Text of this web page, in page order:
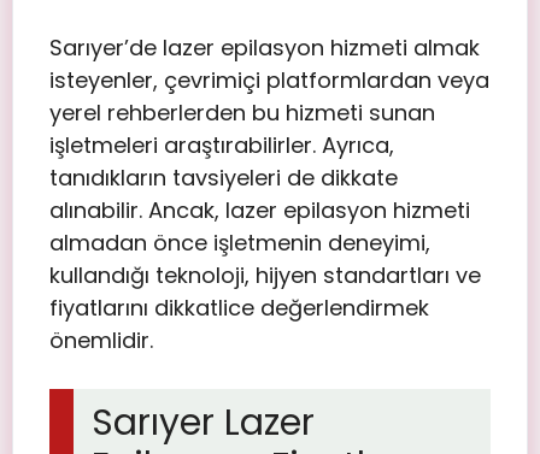
Sarıyer’de lazer epilasyon hizmeti almak
isteyenler, çevrimiçi platformlardan veya
yerel rehberlerden bu hizmeti sunan
işletmeleri araştırabilirler. Ayrıca,
tanıdıkların tavsiyeleri de dikkate
alınabilir. Ancak, lazer epilasyon hizmeti
almadan önce işletmenin deneyimi,
kullandığı teknoloji, hijyen standartları ve
fiyatlarını dikkatlice değerlendirmek
önemlidir.
Sarıyer Lazer